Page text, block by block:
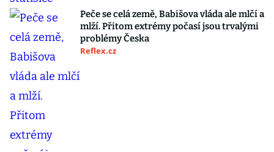
Peče se celá země, Babišova vláda ale mlčí a
mlží. Přitom extrémy počasí jsou trvalými
problémy Česka
Reflex.cz